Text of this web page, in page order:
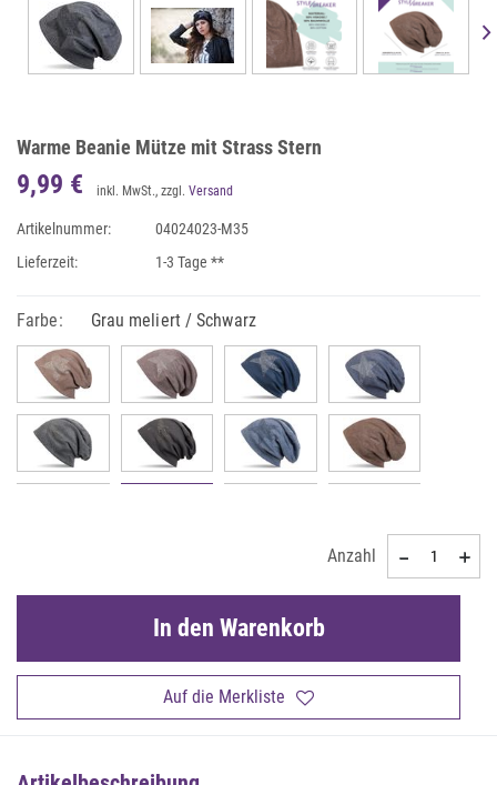
Warme Beanie Mütze mit Strass Stern
9,99 € inkl. MwSt., zzgl. Versand
Artikelnummer:
04024023-M35
Lieferzeit:
1-3 Tage **
Farbe: Grau meliert / Schwarz
Anzahl
Auf die Merkliste
In den Warenkorb